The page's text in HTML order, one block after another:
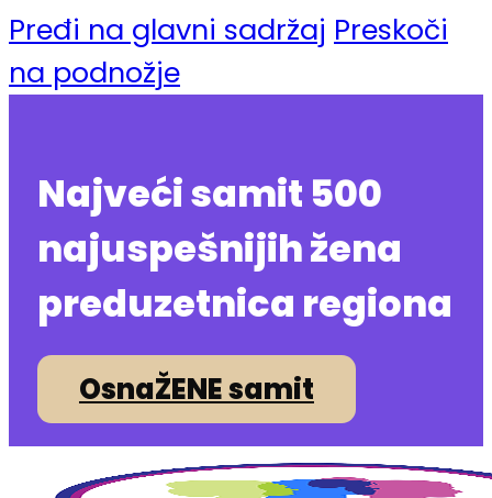
Pređi na glavni sadržaj Preskoči
na podnožje
Najveći samit 500
najuspešnijih žena
preduzetnica regiona
OsnaŽENE samit